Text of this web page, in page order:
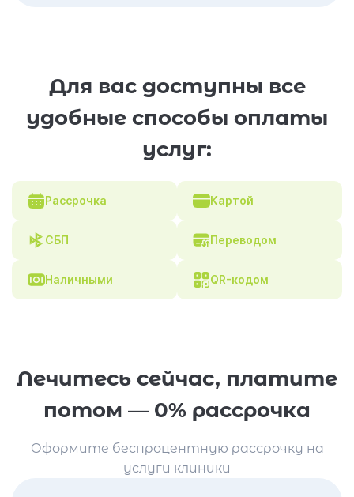
Для вас доступны все
удобные способы оплаты
услуг:
Рассрочка Картой
СБП Переводом
Наличными QR-кодом
Лечитесь сейчас, платите
потом — 0% рассрочка
Оформите беспроцентную рассрочку на
услуги клиники